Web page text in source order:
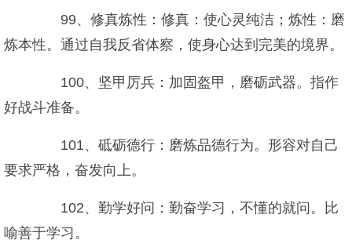
99、修真炼性：修真：使心灵纯洁；炼性：磨
炼本性。通过自我反省体察，使身心达到完美的境界。
100、坚甲厉兵：加固盔甲，磨砺武器。指作
好战斗准备。
101、砥砺德行：磨炼品德行为。形容对自己
要求严格，奋发向上。
102、勤学好问：勤奋学习，不懂的就问。比
喻善于学习。